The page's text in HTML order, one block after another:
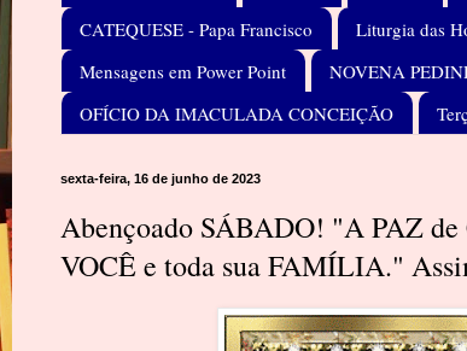
CATEQUESE - Papa Francisco
Liturgia das
Mensagens em Power Point
NOVENA
OFÍCIO DA IMACULADA CONCEIÇÃO
sexta-feira, 16 de junho de 2023
Abençoado SÁBADO! "A PAZ
VOCÊ e toda sua FAMÍLIA."